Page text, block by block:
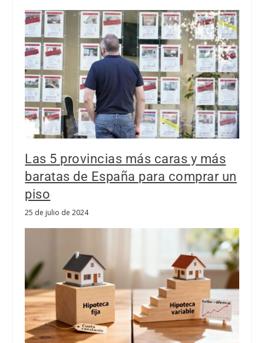
Las 5 provincias más caras y más
baratas de España para comprar un
piso
25 de julio de 2024